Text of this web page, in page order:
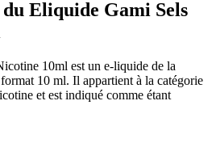
Eliquide Gami Sels
10ml est un e-liquide de la
10 ml. Il appartient à la catégorie
et est indiqué comme étant